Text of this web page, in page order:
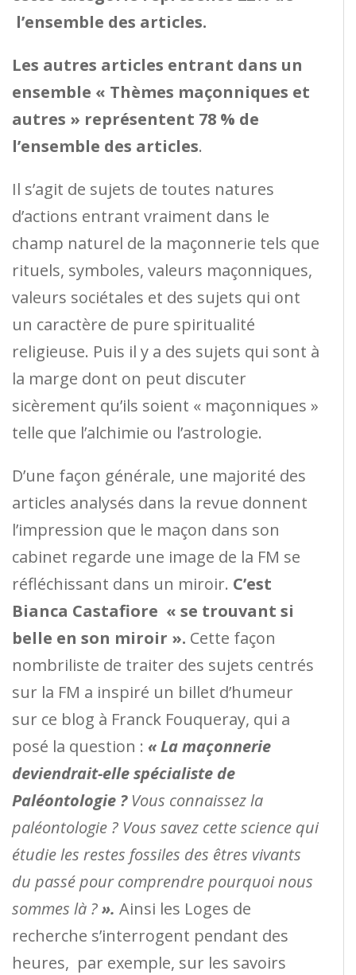
l’ensemble des articles.
Les autres articles entrant dans un
ensemble « Thèmes maçonniques et
autres » représentent 78 % de
l’ensemble des articles.
Il s’agit de sujets de toutes natures
d’actions entrant vraiment dans le
champ naturel de la maçonnerie tels que
rituels, symboles, valeurs maçonniques,
valeurs sociétales et des sujets qui ont
un caractère de pure spiritualité
religieuse. Puis il y a des sujets qui sont à
la marge dont on peut discuter
sicèrement qu’ils soient « maçonniques »
telle que l’alchimie ou l’astrologie.
D’une façon générale, une majorité des
articles analysés dans la revue donnent
l’impression que le maçon dans son
cabinet regarde une image de la FM se
réfléchissant dans un miroir. C’est
Bianca Castafiore « se trouvant si
belle en son miroir ». Cette façon
nombriliste de traiter des sujets centrés
sur la FM a inspiré un billet d’humeur
sur ce blog à Franck Fouqueray, qui a
posé la question : « La maçonnerie
deviendrait-elle spécialiste de
Paléontologie ? Vous connaissez la
paléontologie ? Vous savez cette science qui
étudie les restes fossiles des êtres vivants
du passé pour comprendre pourquoi nous
sommes là ?». Ainsi les Loges de
recherche s’interrogent pendant des
heures, par exemple, sur les savoirs